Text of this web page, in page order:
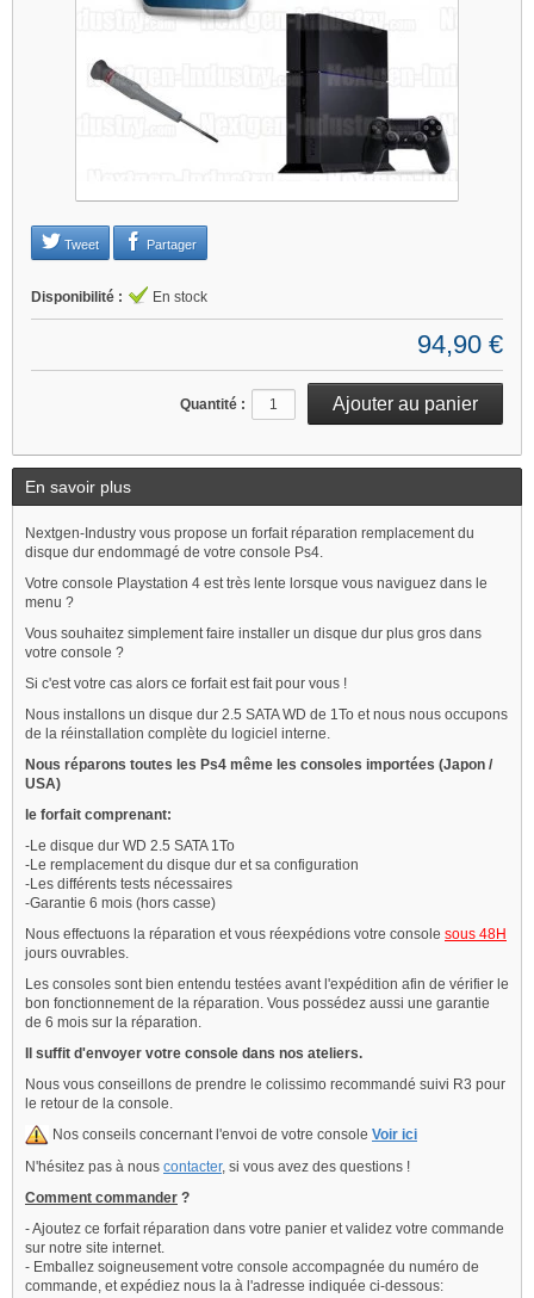
Je refuse
Tweet Partager
Disponibilité : En stock
94,90 €
Quantité :
En savoir plus
Nextgen-Industry vous propose un forfait réparation remplacement du
disque dur endommagé de votre console Ps4.
Votre console Playstation 4 est très lente lorsque vous naviguez dans le
menu ?
Vous souhaitez simplement faire installer un disque dur plus gros dans
votre console ?
Si c'est votre cas alors ce forfait est fait pour vous !
Nous installons un disque dur 2.5 SATA WD de 1To et nous nous occupons
de la réinstallation complète du logiciel interne.
Nous réparons toutes les Ps4 même les consoles importées (Japon /
USA)
le forfait comprenant:
-Le disque dur WD 2.5 SATA 1To
-Le remplacement du disque dur et sa configuration
-Les différents tests nécessaires
-Garantie 6 mois (hors casse)
Nous effectuons la réparation et vous réexpédions votre console sous 48H
jours ouvrables.
Les consoles sont bien entendu testées avant l'expédition afin de vérifier le
bon fonctionnement de la réparation. Vous possédez aussi une garantie
de 6 mois sur la réparation.
Il suffit d'envoyer votre console dans nos ateliers.
Nous vous conseillons de prendre le colissimo recommandé suivi R3 pour
le retour de la console.
Nos conseils concernant l'envoi de votre console Voir ici
N'hésitez pas à nous contacter, si vous avez des questions !
Comment commander ?
- Ajoutez ce forfait réparation dans votre panier et validez votre commande
sur notre site internet.
- Emballez soigneusement votre console accompagnée du numéro de
commande, et expédiez nous la à l'adresse indiquée ci-dessous: